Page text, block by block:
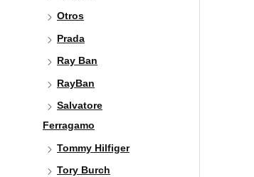
Otros
Prada
Ray Ban
RayBan
Salvatore
Ferragamo
Tommy Hilfiger
Tory Burch